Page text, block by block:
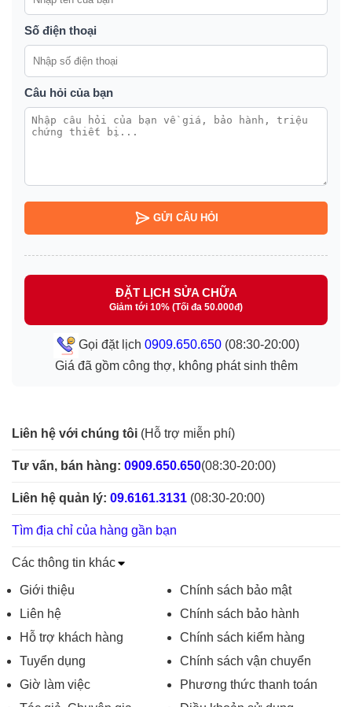
Số điện thoại
Câu hỏi của bạn
GỬI CÂU HỎI
ĐẶT LỊCH SỬA CHỮA
Giảm tới 10% (Tối đa 50.000đ)
Gọi đặt lịch 0909.650.650(08:30-20:00)
Giá đã gồm công thợ, không phát sinh thêm
Liên hệ với chúng tôi (Hỗ trợ miễn phí)
Tư vấn, bán hàng: 0909.650.650(08:30-20:00)
Liên hệ quản lý: 09.6161.3131 (08:30-20:00)
Tìm địa chỉ của hàng gần bạn
Các thông tin khác
Giới thiệu
Liên hệ
Hỗ trợ khách hàng
Tuyển dụng
Giờ làm việc
Chính sách bảo mật
Chính sách bảo hành
Chính sách kiểm hàng
Chính sách vận chuyển
Phương thức thanh toán